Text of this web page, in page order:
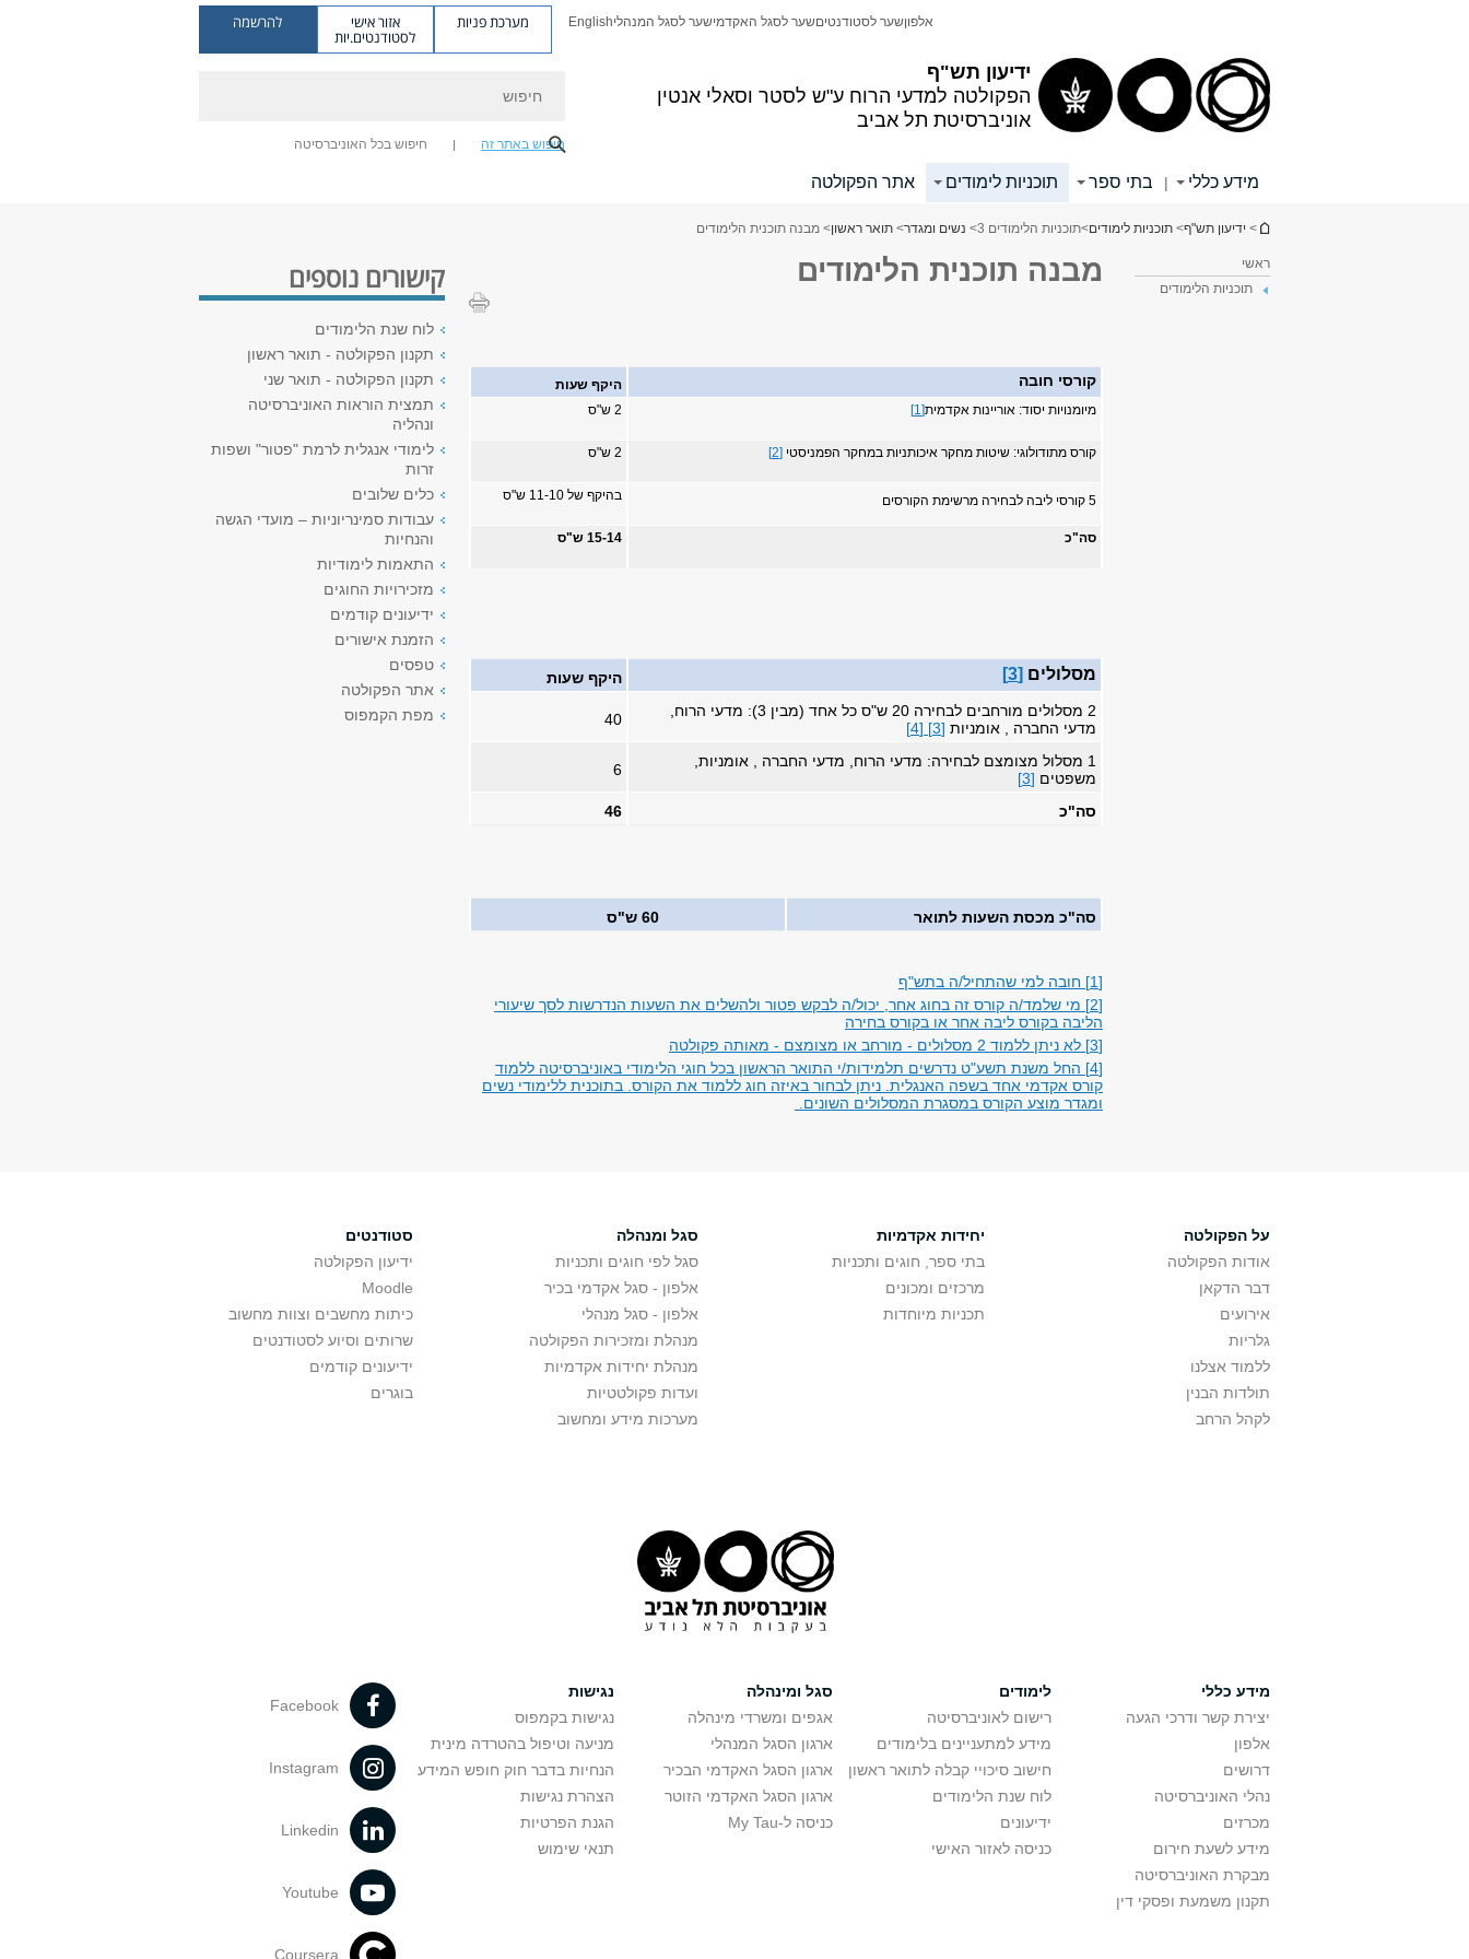
ידיעון תש"ף
הפקולטה למדעי הרוח ע"ש לסטר וסאלי אנטין
אוניברסיטת תל אביב
אלפוןשער לסטודנטיםשער לסגל האקדמישער לסגל המנהליEnglish מערכת פניות אזור אישי
לסטודנטים.יות
להרשמה
חיפוש באתר זה חיפוש בכל האוניברסיטה
מידע כללי | בתי ספר תוכניות לימודים אתר הפקולטה
הינך נמצא כאן
> ידיעון תש"ף> תוכניות לימודים>תוכניות הלימודים 3 > נשים ומגדר> תואר ראשון> מבנה תוכנית הלימודים
ראשי
תוכניות הלימודים
מבנה תוכנית הלימודים
קורסי חובה
היקף שעות
מיומנויות יסוד: אוריינות אקדמית[1] 2 ש"ס
קורס מתודולוגי: שיטות מחקר איכותניות במחקר הפמניסטי [2] 2 ש"ס
5 קורסי ליבה לבחירה מרשימת הקורסים בהיקף של 11-10 ש"ס
סה"כ 15-14 ש"ס
מסלולים [3]
היקף שעות
2 מסלולים מורחבים לבחירה 20 ש"ס כל אחד (מבין 3): מדעי הרוח,
מדעי החברה , אומניות [3]
[4]
40
1 מסלול מצומצם לבחירה: מדעי הרוח, מדעי החברה , אומניות,
משפטים [3]
6
סה"כ 46
סה"כ מכסת השעות לתואר 60 ש"ס
[1] חובה למי שהתחיל/ה בתש"ף
[2] מי שלמד/ה קורס זה בחוג אחר, יכול/ה לבקש פטור ולהשלים את השעות הנדרשות לסך שיעורי
הליבה בקורס ליבה אחר או בקורס בחירה
[3] לא ניתן ללמוד 2 מסלולים - מורחב או מצומצם - מאותה פקולטה
[4] החל משנת תשע"ט נדרשים תלמידות/י התואר הראשון בכל חוגי הלימודי באוניברסיטה ללמוד
קורס אקדמי אחד בשפה האנגלית. ניתן לבחור באיזה חוג ללמוד את הקורס. בתוכנית ללימודי נשים
ומגדר מוצע הקורס במסגרת המסלולים השונים.
קישורים נוספים
לוח שנת הלימודים
תקנון הפקולטה - תואר ראשון
תקנון הפקולטה - תואר שני
תמצית הוראות האוניברסיטה
ונהליה
לימודי אנגלית לרמת "פטור" ושפות
זרות
כלים שלובים
עבודות סמינריוניות – מועדי הגשה
והנחיות
התאמות לימודיות
מזכירויות החוגים
ידיעונים קודמים
הזמנת אישורים
טפסים
אתר הפקולטה
מפת הקמפוס
על הפקולטה
אודות הפקולטה
דבר הדקאן
אירועים
גלריות
ללמוד אצלנו
תולדות הבנין
לקהל הרחב
יחידות אקדמיות
בתי ספר, חוגים ותכניות
מרכזים ומכונים
תכניות מיוחדות
סגל ומנהלה
סגל לפי חוגים ותכניות
אלפון - סגל אקדמי בכיר
אלפון - סגל מנהלי
מנהלת ומזכירות הפקולטה
מנהלת יחידות אקדמיות
ועדות פקולטטיות
מערכות מידע ומחשוב
סטודנטים
ידיעון הפקולטה
Moodle
כיתות מחשבים וצוות מחשוב
שרותים וסיוע לסטודנטים
ידיעונים קודמים
בוגרים
מידע כללי
יצירת קשר ודרכי הגעה
אלפון
דרושים
נהלי האוניברסיטה
מכרזים
מידע לשעת חירום
מבקרת האוניברסיטה
תקנון משמעת ופסקי דין
לימודים
רישום לאוניברסיטה
מידע למתעניינים בלימודים
חישוב סיכויי קבלה לתואר ראשון
לוח שנת הלימודים
ידיעונים
כניסה לאזור האישי
סגל ומינהלה
אגפים ומשרדי מינהלה
ארגון הסגל המנהלי
ארגון הסגל האקדמי הבכיר
ארגון הסגל האקדמי הזוטר
כניסה ל-My Tau
נגישות
נגישות בקמפוס
מניעה וטיפול בהטרדה מינית
הנחיות בדבר חוק חופש המידע
הצהרת נגישות
הגנת הפרטיות
תנאי שימוש
Facebook
Instagram
Linkedin
Youtube
Coursera